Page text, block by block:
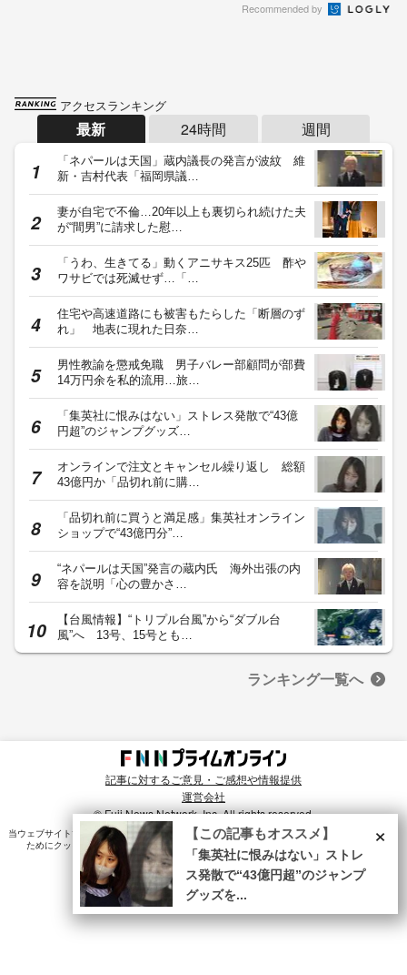
Recommended by
アクセスランキング
最新 24時間 週間
「ネパールは天国」蔵内議長の発言が波紋 維
新・吉村代表「福岡県議…
妻が自宅で不倫…20年以上も裏切られ続けた夫
が“間男”に請求した慰…
「うわ、生きてる」動くアニサキス25匹 酢や
ワサビでは死滅せず…「…
住宅や高速道路にも被害もたらした「断層のず
れ」 地表に現れた日奈…
男性教諭を懲戒免職 男子バレー部顧問が部費
14万円余を私的流用…旅…
「集英社に恨みはない」ストレス発散で“43億
円超”のジャンプグッズ…
オンラインで注文とキャンセル繰り返し 総額
43億円か「品切れ前に購…
「品切れ前に買うと満足感」集英社オンライン
ショップで“43億円分”…
“ネパールは天国”発言の蔵内氏 海外出張の内
容を説明「心の豊かさ…
【台風情報】“トリプル台風”から“ダブル台
風”へ 13号、15号とも…
ランキング一覧へ
記事に対するご意見・ご感想や情報提供
運営会社
© Fuji News Network, Inc. All rights reserved.
当ウェブサイトでは、ユーザのニーズ・興味・関⼼に合致したコンテンツや広告配信を提供する
ためにクッキーを使⽤しています。詳細は、
プライバシーポリシー をご確認ください。×
【この記事もオススメ】
「集英社に恨みはない」ストレ
ス発散で“43億円超”のジャンプ
グッズを...